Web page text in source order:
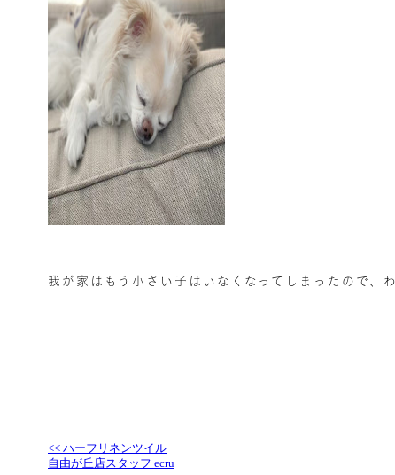
我が家はもう小さい子はいなくなってしまったので、
<< ハーフリネンツイル
自由が丘店スタッフ ecru